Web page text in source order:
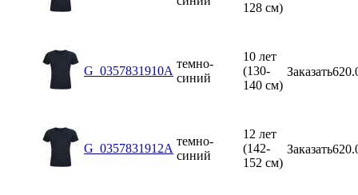
128 см)
G_0357831910A
темно-
синий
10 лет
(130-
140 см)
Заказать
G_0357831912A
темно-
синий
12 лет
(142-
152 см)
Заказать